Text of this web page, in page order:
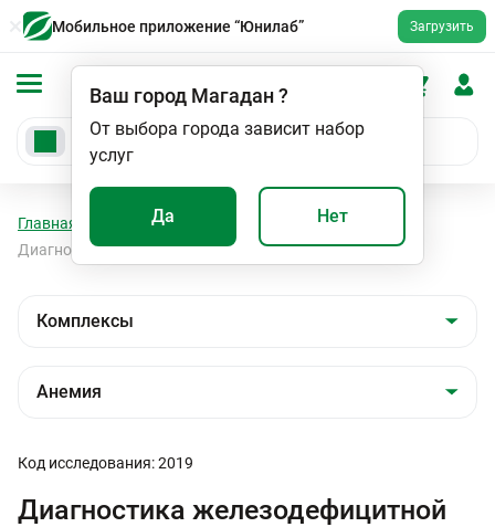
Мобильное приложение “Юнилаб” Загрузить
Ваш город Магадан?
От выбора города зависит набор
услуг
Да Нет
Главная Анализы
Анемия
Диагностика железодефицитной анемии
Код исследования: 2019
Диагностика железодефицитной